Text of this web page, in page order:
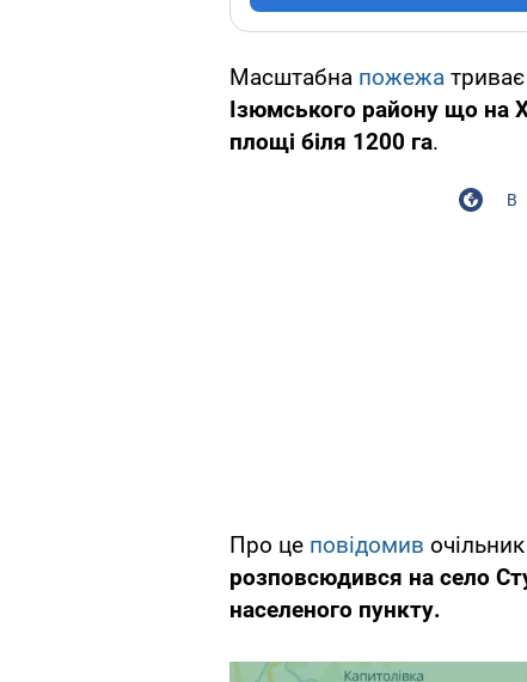
Масштабна пожежа триває
Ізюмського району що на
площі біля 1200 га.
Про це повідомив
розповсюдився на село
населеного пункту.